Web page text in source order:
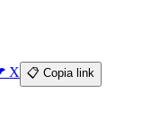
X 📋 Copia link